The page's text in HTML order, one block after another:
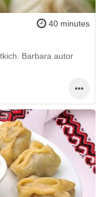
40 minutes
Barbara autor